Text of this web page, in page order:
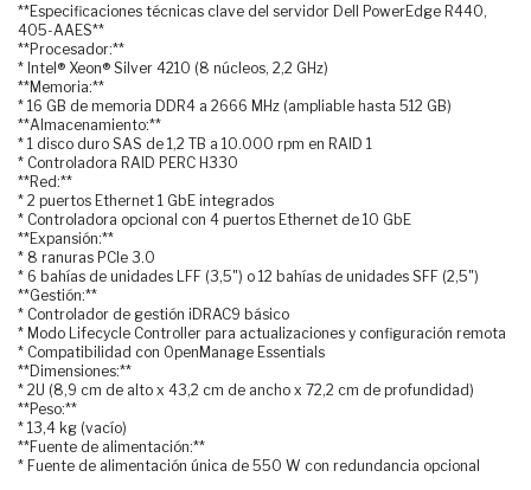
**Especificaciones técnicas clave del servidor Dell PowerEdge R440,
405-AAES**
**Procesador:**
* Intel® Xeon® Silver 4210 (8 núcleos, 2,2 GHz)
**Memoria:**
* 16 GB de memoria DDR4 a 2666 MHz (ampliable hasta 512 GB)
**Almacenamiento:**
* 1 disco duro SAS de 1,2 TB a 10.000 rpm en RAID 1
* Controladora RAID PERC H330
**Red:**
* 2 puertos Ethernet 1 GbE integrados
* Controladora opcional con 4 puertos Ethernet de 10 GbE
**Expansión:**
* 8 ranuras PCIe 3.0
* 6 bahías de unidades LFF (3,5") o 12 bahías de unidades SFF (2,5")
**Gestión:**
* Controlador de gestión iDRAC9 básico
* Modo Lifecycle Controller para actualizaciones y configuración remota
* Compatibilidad con OpenManage Essentials
**Dimensiones:**
* 2U (8,9 cm de alto x 43,2 cm de ancho x 72,2 cm de profundidad)
**Peso:**
* 13,4 kg (vacío)
**Fuente de alimentación:**
* Fuente de alimentación única de 550 W con redundancia opcional